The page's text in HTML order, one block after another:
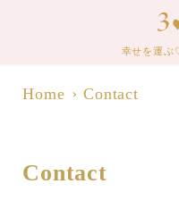
幸せを運ぶ
Home Contact
Contact